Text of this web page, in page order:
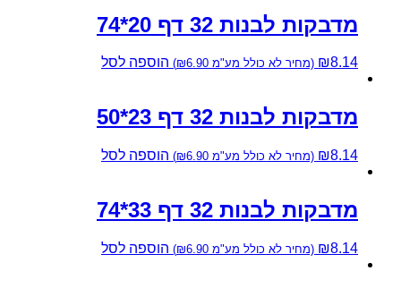
מדבקות לבנות 32 דף 20*74
₪8.14 (מחיר לא כולל מע"מ ₪6.90
) הוספה לסל
מדבקות לבנות 32 דף 23*50
₪8.14 (מחיר לא כולל מע"מ ₪6.90
) הוספה לסל
מדבקות לבנות 32 דף 33*74
₪8.14 (מחיר לא כולל מע"מ ₪6.90
) הוספה לסל